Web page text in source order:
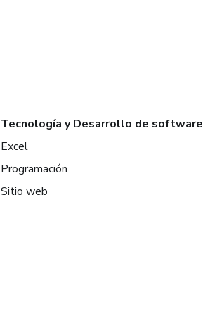
Tecnología y Desarrollo de software
Excel
Programación
Sitio web